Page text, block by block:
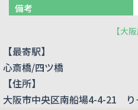
備考
【大
【最寄駅】
心斎橋/四ツ橋
【住所】
大阪市中央区南船場4-4-21 り